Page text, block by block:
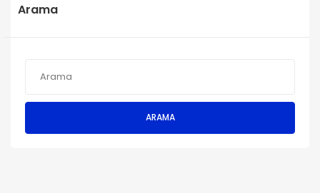
Arama
ARAMA